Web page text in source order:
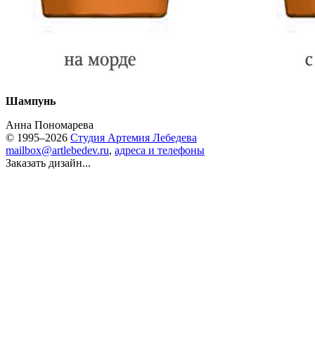
Шампунь
Анна Пономарева
© 1995–2026 Студия Артемия Лебедева
mailbox@artlebedev.ru, адреса и телефоны
Заказать дизайн...